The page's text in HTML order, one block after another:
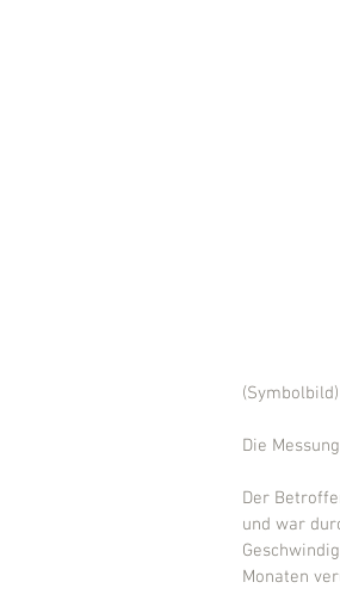
(Symbolbild)
Die
Der
und war
Monaten